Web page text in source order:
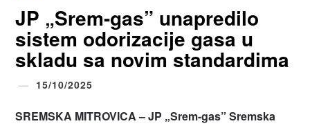
JP „Srem-gas” unapredilo
sistem odorizacije gasa u
skladu sa novim standardima
15/10/2025
SREMSKA MITROVICA – JP „Srem-gas” Sremska